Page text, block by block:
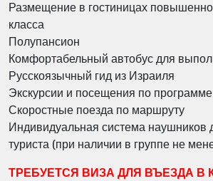
Размещение в гостиницах
класса
Полупансион
Комфортабельный автобус для
Русскоязычный гид из Израиля
Экскурсии и посещения по программе
Скоростные поезда по маршруту
Индивидуальная система наушников
туриста (при наличии в группе не
ТРЕБУЕТСЯ ВИЗА ДЛЯ ВЪЕЗДА В